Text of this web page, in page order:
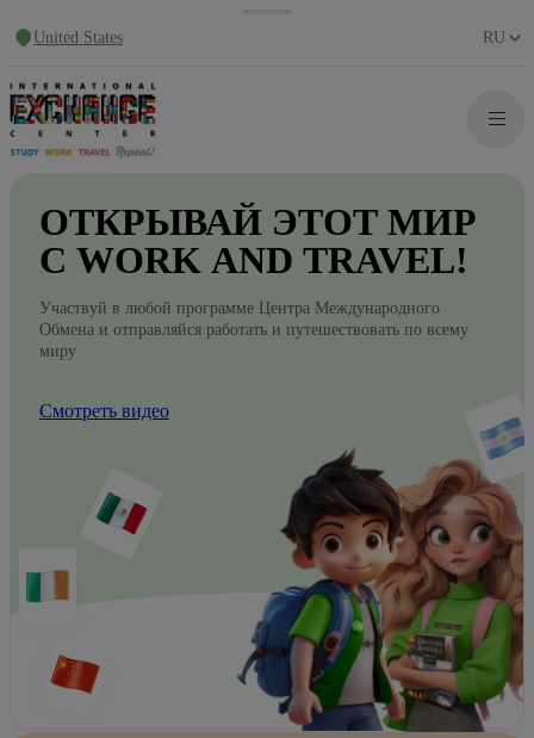
United States RU
ОТКРЫВАЙ ЭТОТ МИР
С WORK AND TRAVEL!
Участвуй в любой программе Центра Международного
Обмена и отправляйся работать и путешествовать по всему
миру
Смотреть видео